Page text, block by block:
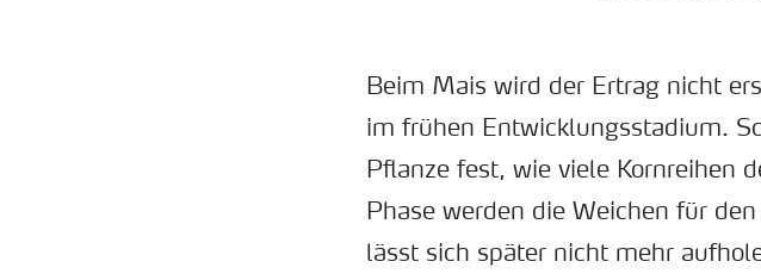
Beim Mais wird der Ertrag nicht
im frühen Entwicklungsstadium.
Pflanze fest, wie viele Kornreihen
Phase werden die Weichen für
lässt sich später nicht mehr